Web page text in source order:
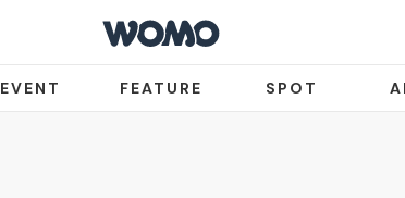
EVENT FEATURE SPOT